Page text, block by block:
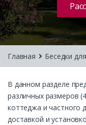
Главная Беседки
В данном разделе
различных размеров
коттеджа и частного
доставкой и